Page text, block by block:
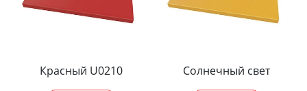
Красный U0210 Солнечный свет